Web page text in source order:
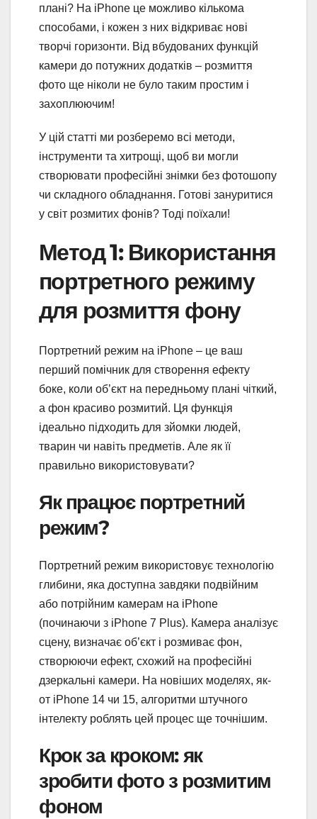
плані? На iPhone це можливо кількома
способами, і кожен з них відкриває нові
творчі горизонти. Від вбудованих функцій
камери до потужних додатків – розмиття
фото ще ніколи не було таким простим і
захоплюючим!
У цій статті ми розберемо всі методи,
інструменти та хитрощі, щоб ви могли
створювати професійні знімки без фотошопу
чи складного обладнання. Готові зануритися
у світ розмитих фонів? Тоді поїхали!
Метод 1: Використання
портретного режиму
для розмиття фону
Портретний режим на iPhone – це ваш
перший помічник для створення ефекту
боке, коли об’єкт на передньому плані чіткий,
а фон красиво розмитий. Ця функція
ідеально підходить для зйомки людей,
тварин чи навіть предметів. Але як її
правильно використовувати?
Як працює портретний
режим?
Портретний режим використовує технологію
глибини, яка доступна завдяки подвійним
або потрійним камерам на iPhone
(починаючи з iPhone 7 Plus). Камера аналізує
сцену, визначає об’єкт і розмиває фон,
створюючи ефект, схожий на професійні
дзеркальні камери. На новіших моделях, як-
от iPhone 14 чи 15, алгоритми штучного
інтелекту роблять цей процес ще точнішим.
Крок за кроком: як
зробити фото з розмитим
фоном